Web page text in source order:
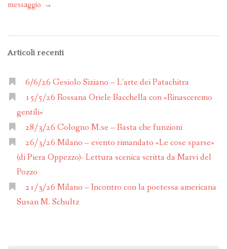
messaggio →
Articoli recenti
6/6/26 Gesiolo Siziano – L’arte dei Patachitra
15/5/26 Rossana Oriele Bacchella con «Rinasceremo
gentili»
28/3/26 Cologno M.se – Basta che funzioni
26/3/26 Milano – evento rimandato «Le cose sparse»
(di Piera Oppezzo)- Lettura scenica scritta da Marvi del
Pozzo
21/3/26 Milano – Incontro con la poetessa americana
Susan M. Schultz